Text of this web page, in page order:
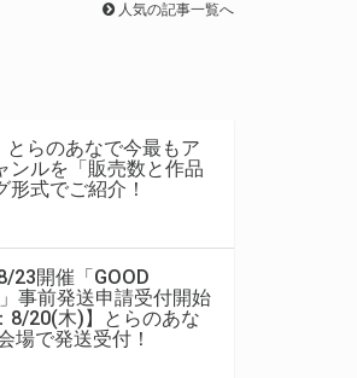
人気の記事一覧へ
とらのあなで今最もア
ンルを「販売数と作品
式でご紹介！
23開催「GOOD
事前発送申請受付開始
8/20(木)】とらのあな
場で発送受付！